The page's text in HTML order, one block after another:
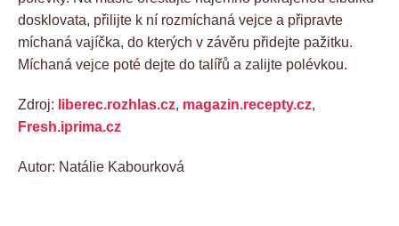
dosklovata, přilijte k ní rozmíchaná vejce a připravte
míchaná vajíčka, do kterých v závěru přidejte pažitku.
Míchaná vejce poté dejte do talířů a zalijte polévkou.
Zdroj: liberec.rozhlas.cz, magazin.recepty.cz,
Fresh.iprima.cz
Autor: Natálie Kabourková